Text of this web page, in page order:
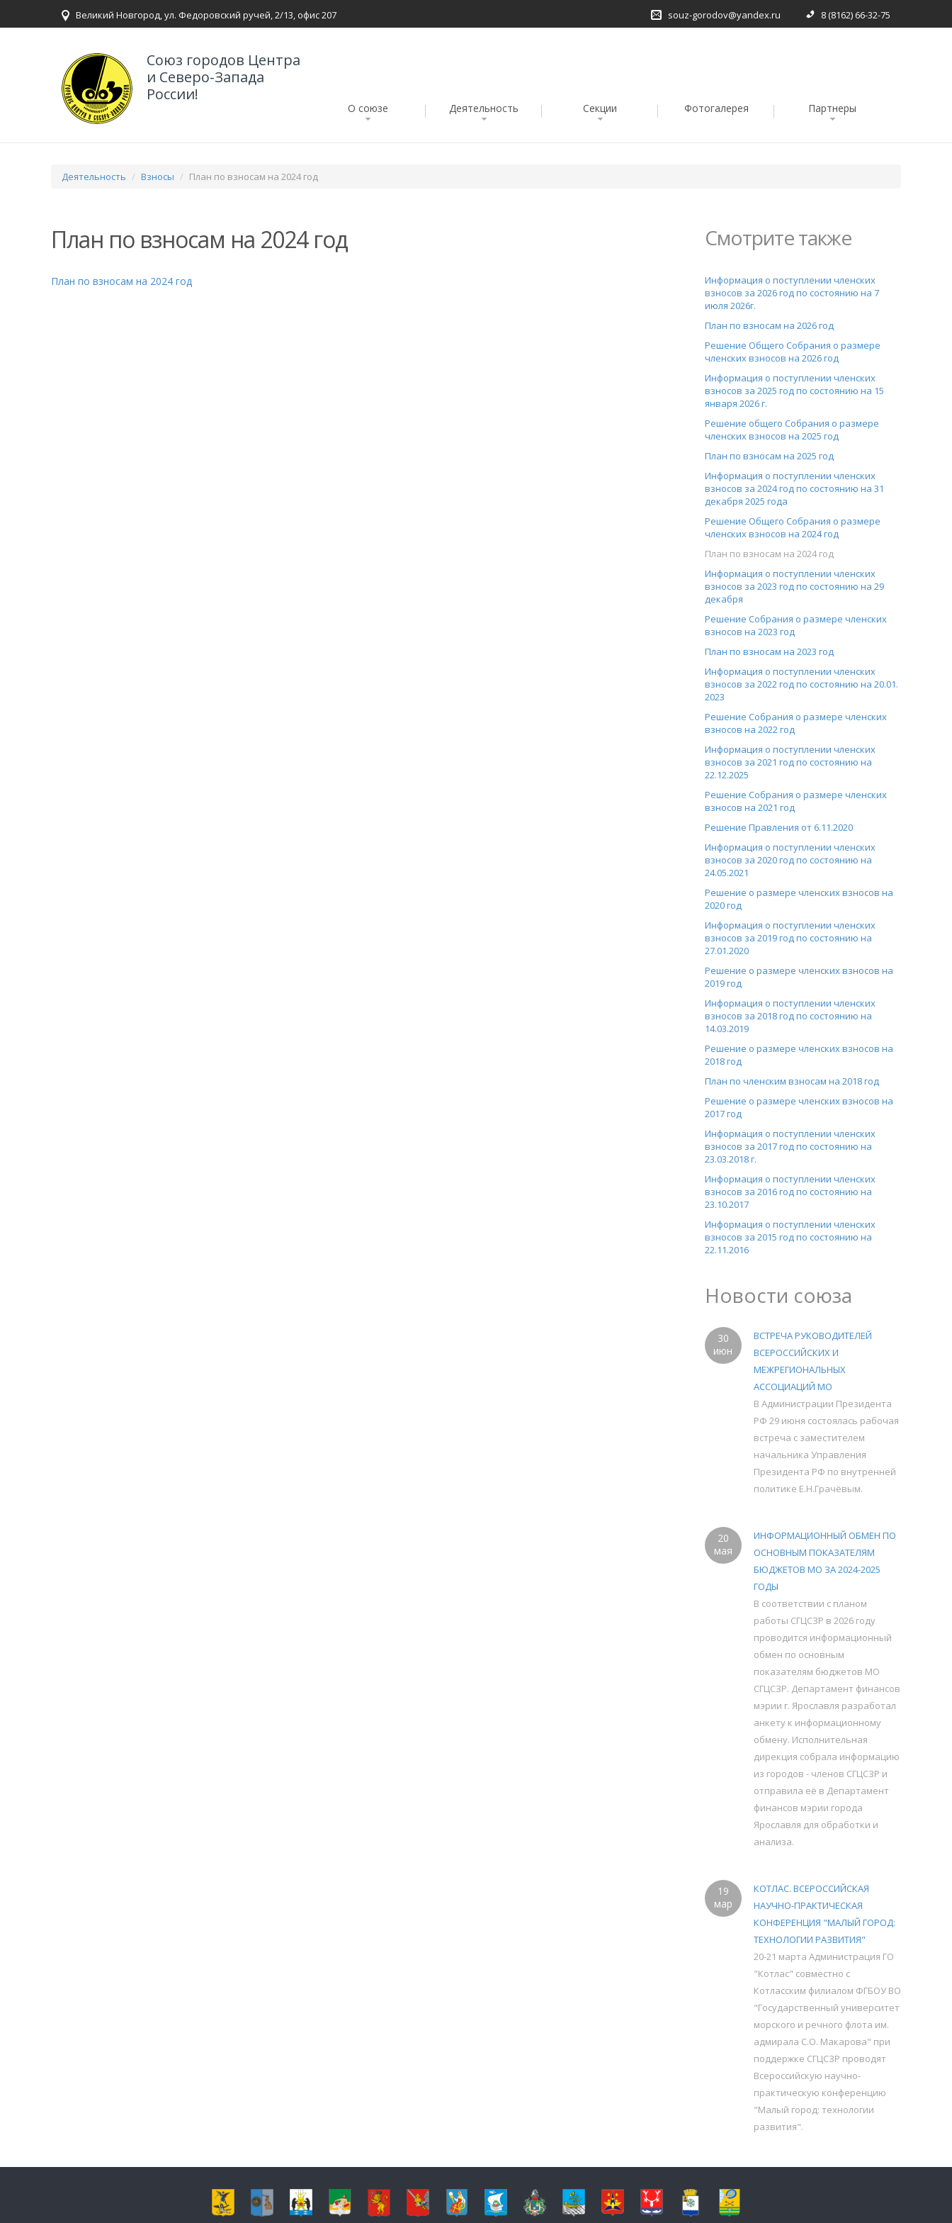
Великий Новгород, ул. Федоровский ручей, 2/13, офис 207 souz-gorodov@yandex.ru 8 (8162) 66-32-75
Союз городов Центра
и Северо-Запада
России!
О союзе Деятельность Секции Фотогалерея Партнеры
Деятельность Взносы План по взносам на 2024 год
План по взносам на 2024 год
План по взносам на 2024 год
Смотрите также
Информация о поступлении членских
взносов за 2026 год по состоянию на 7
июля 2026г.
План по взносам на 2026 год
Решение Общего Собрания о размере
членских взносов на 2026 год
Информация о поступлении членских
взносов за 2025 год по состоянию на 15
января 2026 г.
Решение общего Собрания о размере
членских взносов на 2025 год
План по взносам на 2025 год
Информация о поступлении членских
взносов за 2024 год по состоянию на 31
декабря 2025 года
Решение Общего Собрания о размере
членских взносов на 2024 год
План по взносам на 2024 год
Информация о поступлении членских
взносов за 2023 год по состоянию на 29
декабря
Решение Собрания о размере членских
взносов на 2023 год
План по взносам на 2023 год
Информация о поступлении членских
взносов за 2022 год по состоянию на 20.01.
2023
Решение Собрания о размере членских
взносов на 2022 год
Информация о поступлении членских
взносов за 2021 год по состоянию на
22.12.2025
Решение Собрания о размере членских
взносов на 2021 год
Решение Правления от 6.11.2020
Информация о поступлении членских
взносов за 2020 год по состоянию на
24.05.2021
Решение о размере членских взносов на
2020 год
Информация о поступлении членских
взносов за 2019 год по состоянию на
27.01.2020
Решение о размере членских взносов на
2019 год
Информация о поступлении членских
взносов за 2018 год по состоянию на
14.03.2019
Решение о размере членских взносов на
2018 год
План по членским взносам на 2018 год
Решение о размере членских взносов на
2017 год
Информация о поступлении членских
взносов за 2017 год по состоянию на
23.03.2018 г.
Информация о поступлении членских
взносов за 2016 год по состоянию на
23.10.2017
Информация о поступлении членских
взносов за 2015 год по состоянию на
22.11.2016
Новости союза
30
июн
ВСТРЕЧА РУКОВОДИТЕЛЕЙ
ВСЕРОССИЙСКИХ И
МЕЖРЕГИОНАЛЬНЫХ
АССОЦИАЦИЙ МО
В Администрации Президента
РФ 29 июня состоялась рабочая
встреча с заместителем
начальника Управления
Президента РФ по внутренней
политике Е.Н.Грачёвым.
20
мая
ИНФОРМАЦИОННЫЙ ОБМЕН ПО
ОСНОВНЫМ ПОКАЗАТЕЛЯМ
БЮДЖЕТОВ МО ЗА 2024-2025
ГОДЫ
В соответствии с планом
работы СГЦСЗР в 2026 году
проводится информационный
обмен по основным
показателям бюджетов МО
СГЦСЗР. Департамент финансов
мэрии г. Ярославля разработал
анкету к информационному
обмену. Исполнительная
дирекция собрала информацию
из городов - членов СГЦСЗР и
отправила её в Департамент
финансов мэрии города
Ярославля для обработки и
анализа.
19
мар
КОТЛАС. ВСЕРОССИЙСКАЯ
НАУЧНО-ПРАКТИЧЕСКАЯ
КОНФЕРЕНЦИЯ "МАЛЫЙ ГОРОД:
ТЕХНОЛОГИИ РАЗВИТИЯ"
20-21 марта Администрация ГО
"Котлас" совместно с
Котласским филиалом ФГБОУ ВО
"Государственный университет
морского и речного флота им.
адмирала С.О. Макарова" при
поддержке СГЦСЗР проводят
Всероссийскую научно-
практическую конференцию
"Малый город: технологии
развития".